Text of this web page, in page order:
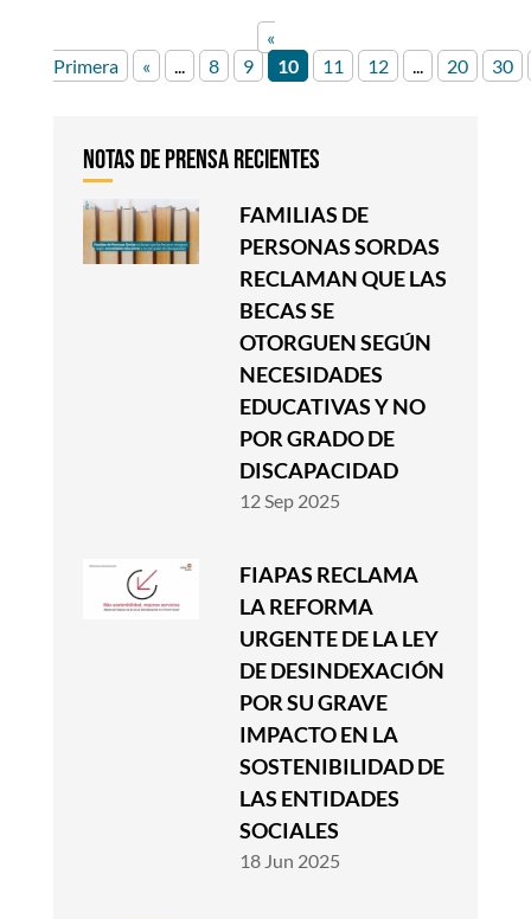
«
Primera
« 8 9 10 11 12 20 30
FAMILIAS DE
PERSONAS SORDAS
RECLAMAN QUE LAS
BECAS SE
OTORGUEN SEGÚN
NECESIDADES
EDUCATIVAS Y NO
POR GRADO DE
DISCAPACIDAD
12 Sep 2025
FIAPAS RECLAMA
LA REFORMA
URGENTE DE LA LEY
DE DESINDEXACIÓN
POR SU GRAVE
IMPACTO EN LA
SOSTENIBILIDAD DE
LAS ENTIDADES
SOCIALES
18 Jun 2025